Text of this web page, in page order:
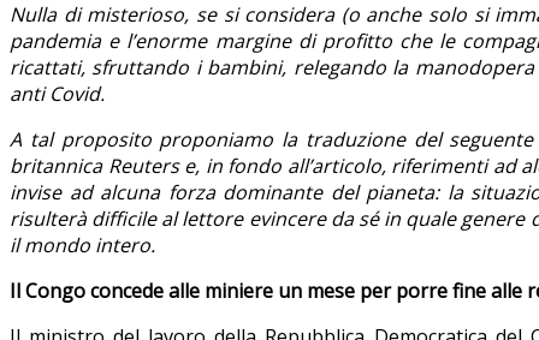
Nulla di misterioso, se si considera (o anche solo si
pandemia e l’enorme margine di profitto che le
ricattati, sfruttando i bambini, relegando la
anti Covid.
A tal proposito proponiamo la traduzione del
britannica Reuters e, in fondo all’articolo, riferimenti ad
invise ad alcuna forza dominante del pianeta: la
risulterà difficile al lettore evincere da sé in quale
il mondo intero.
Il Congo concede alle miniere un mese per porre fine alle